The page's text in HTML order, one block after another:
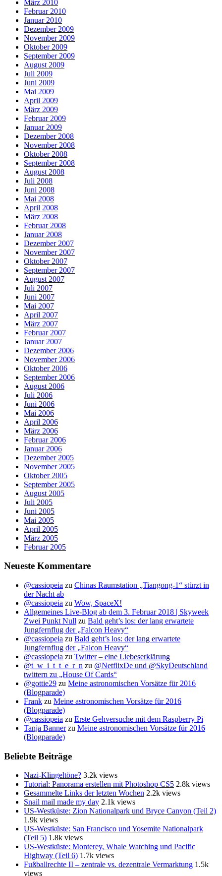
März 2010
Februar 2010
Januar 2010
Dezember 2009
November 2009
Oktober 2009
September 2009
August 2009
Juli 2009
Juni 2009
Mai 2009
April 2009
März 2009
Februar 2009
Januar 2009
Dezember 2008
November 2008
Oktober 2008
September 2008
August 2008
Juli 2008
Juni 2008
Mai 2008
April 2008
März 2008
Februar 2008
Januar 2008
Dezember 2007
November 2007
Oktober 2007
September 2007
August 2007
Juli 2007
Juni 2007
Mai 2007
April 2007
März 2007
Februar 2007
Januar 2007
Dezember 2006
November 2006
Oktober 2006
September 2006
August 2006
Juli 2006
Juni 2006
Mai 2006
April 2006
März 2006
Februar 2006
Januar 2006
Dezember 2005
November 2005
Oktober 2005
September 2005
August 2005
Juli 2005
Juni 2005
Mai 2005
April 2005
März 2005
Februar 2005
Neueste Kommentare
@cassiopeia zu Chinas Raumstation „Tiangong-1“ stürzt in
der Nacht ab
@cassiopeia zu Wow, SpaceX!
Allgemeines Live-Blog ab dem 3. Februar 2018 | Skyweek
Zwei Punkt Null zu Bald geht’s los: der lang erwartete
Jungfernflug der „Falcon Heavy“
@cassiopeia zu Bald geht’s los: der lang erwartete
Jungfernflug der „Falcon Heavy“
@cassiopeia zu Twitter – eine Liebeserklärung
@t_w_i_t_t_e_r_n zu @NetflixDe und @SkyDeutschland
twittern zu „House Of Cards“
@gottie29 zu Meine astronomischen Vorsätze für 2016
(Blogparade)
Frank zu Meine astronomischen Vorsätze für 2016
(Blogparade)
@cassiopeia zu Erste Gehversuche mit dem Raspberry Pi
Tanja Bannerzu Meine astronomischen Vorsätze für 2016
(Blogparade)
Beliebte Beiträge
Nazi-Klingeltöne? 3.2k views
Tutorial: Panorama erstellen mit Photoshop CS5 2.8k views
Gesammelte Links der letzten Wochen 2.2k views
Snail mail made my day 2.1k views
US-Westküste: Zion Nationalpark und Bryce Canyon (Teil 2)
1.9k views
US-Westküste: San Francisco und Yosemite Nationalpark
(Teil 5) 1.8k views
US-Westküste: Monterey, Whale Watching und Pacific
Highway (Teil 6) 1.7k views
Fußballrechte II – zentrale vs. dezentrale Vermarktung 1.5k
views